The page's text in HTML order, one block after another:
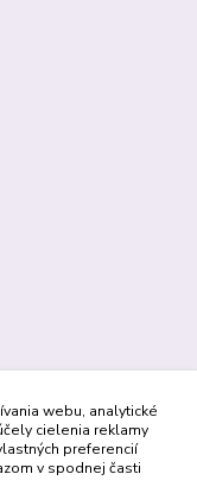
webu, analytické
cielenia reklamy
preferencií
v spodnej časti